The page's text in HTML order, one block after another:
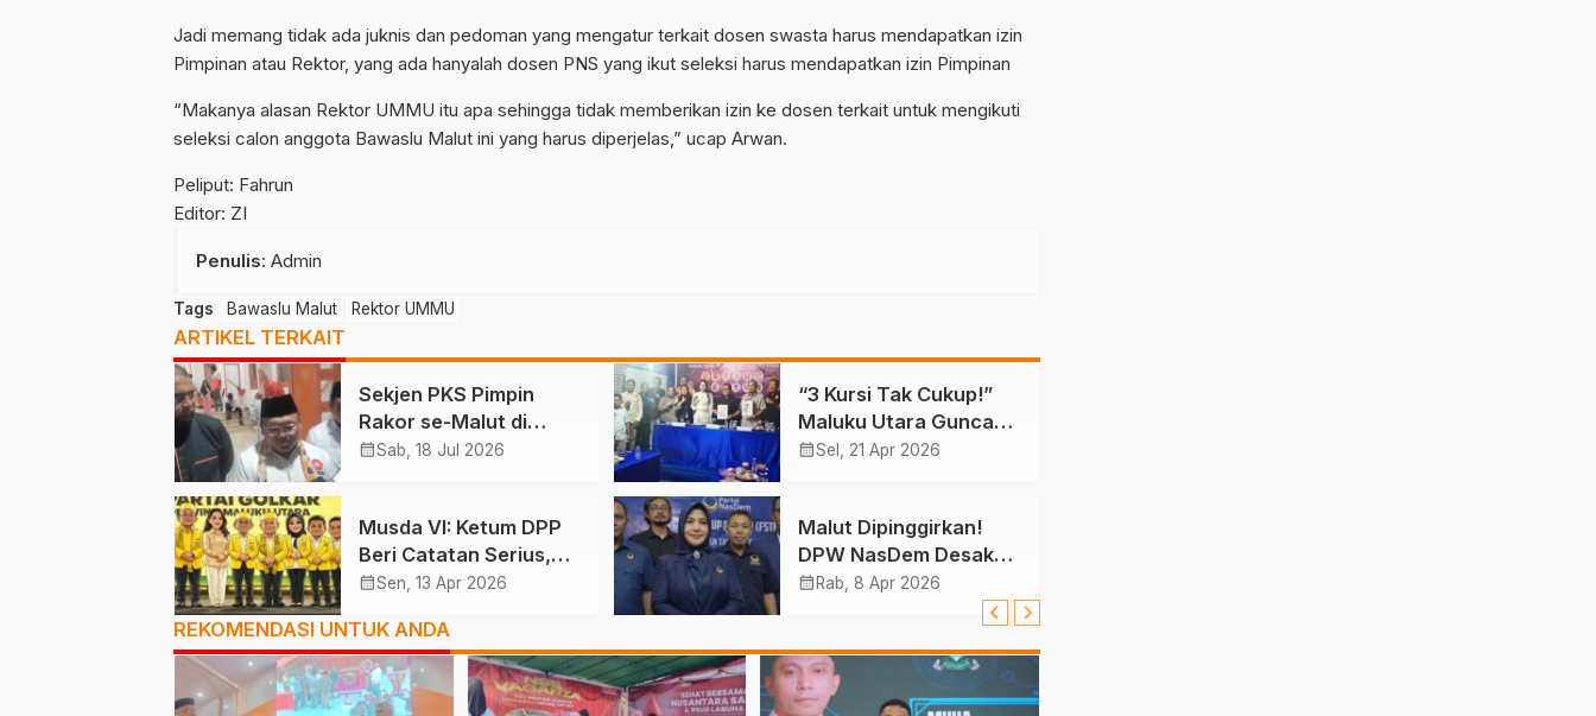
Jadi memang tidak ada juknis dan pedoman yang mengatur terkait dosen swasta harus mendapatkan izin
Pimpinan atau Rektor, yang ada hanyalah dosen PNS yang ikut seleksi harus mendapatkan izin Pimpinan
“Makanya alasan Rektor UMMU itu apa sehingga tidak memberikan izin ke dosen terkait untuk mengikuti
seleksi calon anggota Bawaslu Malut ini yang harus diperjelas,” ucap Arwan.
Peliput: Fahrun
Editor: ZI
Penulis: Admin
Tags Bawaslu Malut Rektor UMMU
ARTIKEL TERKAIT
Sekjen PKS Pimpin
Rakor se-Malut di
Halsel
calendar_monthSab, 18 Jul 2026
“3 Kursi Tak Cukup!”
Maluku Utara Guncang
Pusat, Bidik 6 Kursi
calendar_monthSel, 21 Apr 2026
Musda VI: Ketum DPP
Beri Catatan Serius,
Alien Mus Mampu Atau
calendar_monthSen, 13 Apr 2026
Malut Dipinggirkan!
DPW NasDem Desak
Pusat Tambah Kursi
DPR RI, Jangan Tutup
calendar_month Rab, 8 Apr 2026
REKOMENDASI UNTUK ANDA